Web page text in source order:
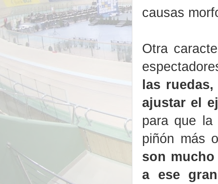
causas
Otra
las
ajustar el
para que la
piñón más
son
a ese